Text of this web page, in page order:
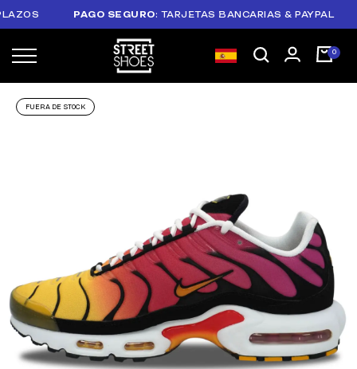
PAGO SEGURO: TARJETAS BANCARIAS & PAYPAL
FUERA DE STOCK